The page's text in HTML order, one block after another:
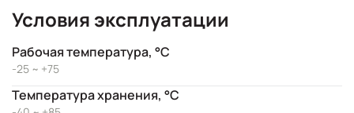
Условия эксплуатации
Рабочая температура, °C
-25 ~ +75
Температура хранения, °C